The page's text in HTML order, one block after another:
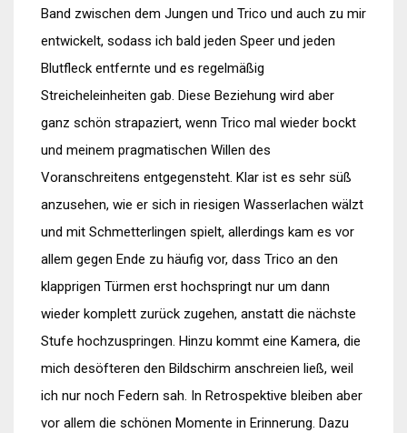
Band zwischen dem Jungen und Trico und auch zu mir
entwickelt, sodass ich bald jeden Speer und jeden
Blutfleck entfernte und es regelmäßig
Streicheleinheiten gab. Diese Beziehung wird aber
ganz schön strapaziert, wenn Trico mal wieder bockt
und meinem pragmatischen Willen des
Voranschreitens entgegensteht. Klar ist es sehr süß
anzusehen, wie er sich in riesigen Wasserlachen wälzt
und mit Schmetterlingen spielt, allerdings kam es vor
allem gegen Ende zu häufig vor, dass Trico an den
klapprigen Türmen erst hochspringt nur um dann
wieder komplett zurück zugehen, anstatt die nächste
Stufe hochzuspringen. Hinzu kommt eine Kamera, die
mich desöfteren den Bildschirm anschreien ließ, weil
ich nur noch Federn sah. In Retrospektive bleiben aber
vor allem die schönen Momente in Erinnerung. Dazu